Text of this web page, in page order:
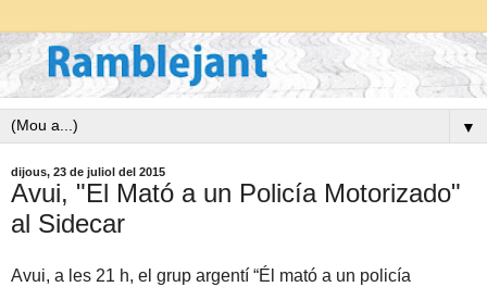
▼
dijous, 23 de juliol del 2015
Avui, "El Mató a un Policía Motorizado"
al Sidecar
Avui, a les 21 h, el grup argentí “Él mató a un policía